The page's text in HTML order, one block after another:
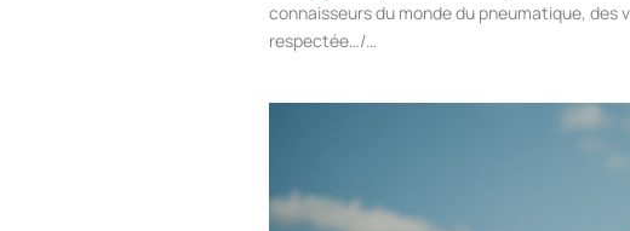
connaisseurs du monde du pneumatique,
respectée…/…